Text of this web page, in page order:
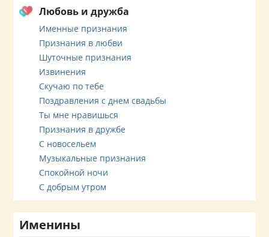
Любовь и дружба
Именные признания
Признания в любви
Шуточные признания
Извинения
Скучаю по тебе
Поздравления с днем свадьбы
Ты мне нравишься
Признания в дружбе
С новосельем
Музыкальные признания
Спокойной ночи
С добрым утром
Именины